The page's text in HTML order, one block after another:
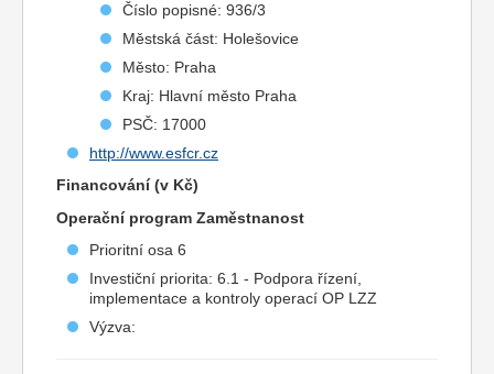
Číslo popisné: 936/3
Městská část: Holešovice
Město: Praha
Kraj: Hlavní město Praha
PSČ: 17000
http://www.esfcr.cz
Financování (v Kč)
Operační program Zaměstnanost
Prioritní osa 6
Investiční priorita: 6.1 - Podpora řízení,
implementace a kontroly operací OP LZZ
Výzva: